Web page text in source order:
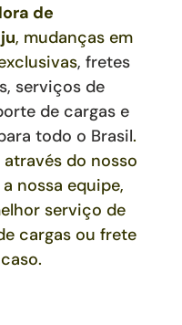
de
, mudanças em
, fretes
serviços de
de cargas e
todo o Brasil.
do nosso
nossa equipe,
serviço de
cargas ou frete